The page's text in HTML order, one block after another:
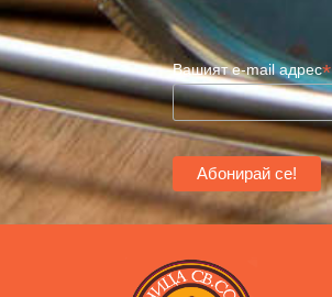
Вашият e-mail адрес*